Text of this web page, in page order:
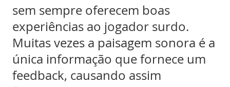
sem sempre oferecem boas
experiências ao jogador surdo.
Muitas vezes a paisagem sonora é a
única informação que fornece um
feedback, causando assim